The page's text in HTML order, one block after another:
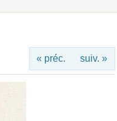
« préc. suiv. »